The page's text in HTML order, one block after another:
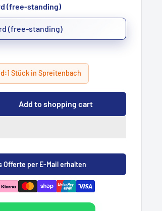
(free-standing)
(free-standing)
1 Stück in Spreitenbach
Add to shopping cart
Offerte per E-Mail erhalten